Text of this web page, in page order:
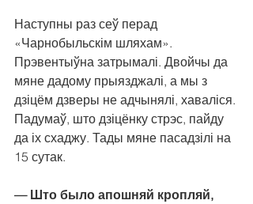
Наступны раз сеў перад
«Чарнобыльскім шляхам».
Прэвентыўна затрымалі. Двойчы да
мяне дадому прыязджалі, а мы з
дзіцём дзверы не адчынялі, хаваліся.
Падумаў, што дзіцёнку стрэс, пайду
да іх схаджу. Тады мяне пасадзілі на
15 сутак.
— Што было апошняй кропляй,